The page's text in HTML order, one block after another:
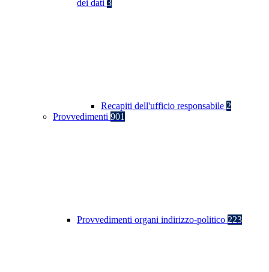
dei dati 3
Recapiti dell'ufficio responsabile 2
Provvedimenti 901
Provvedimenti organi indirizzo-politico 223